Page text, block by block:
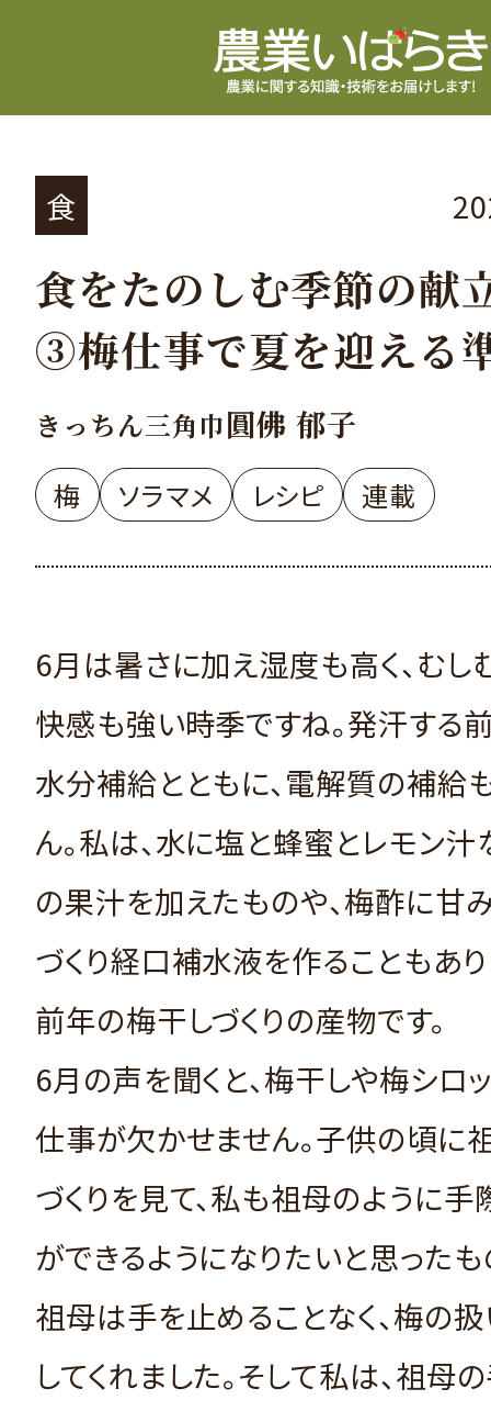
食
食をたのしむ季節の献
③梅仕事で夏を迎える
きっちん三角巾圓佛 郁子
梅 ソラマメ レシピ 連載
6月は暑さに加え湿度も高く、むし
快感も強い時季ですね。発汗する
水分補給とともに、電解質の補給
ん。私は、水に塩と蜂蜜とレモン
の果汁を加えたものや、梅酢に甘
づくり経口補水液を作ることもあり
前年の梅干しづくりの産物です。
6月の声を聞くと、梅干しや梅シロ
仕事が欠かせません。子供の頃に
づくりを見て、私も祖母のように手
ができるようになりたいと思ったも
祖母は手を止めることなく、梅の
してくれました。そして私は、祖母